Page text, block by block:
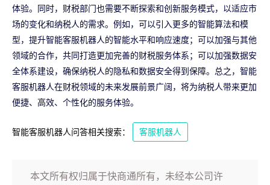
体验。同时，财税部门也需要不断探索和创新服务模式，以适应市
场的变化和纳税人的需求。例如，可以引入更多的智能算法和模
型，提升智能客服机器人的智能水平和响应速度；可以加强与其他
领域的合作，共同打造更加完善的财税服务体系；可以加强数据安
全体系建设，确保纳税人的隐私和数据安全得到保障。总之，智能
客服机器人在财税领域的未来发展前景广阔，将为纳税人带来更加
便捷、高效、个性化的服务体验。
智能客服机器人问答相关搜索： 客服机器人
本文所有权归属于快商通所有，未经本公司许